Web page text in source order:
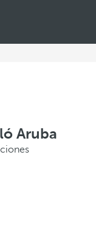
Aruba